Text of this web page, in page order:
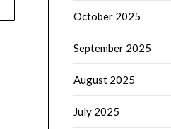
October 2025
September 2025
August 2025
July 2025